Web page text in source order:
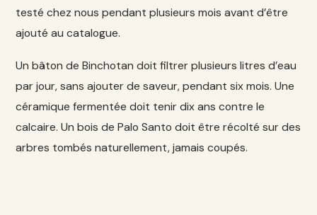
testé chez nous pendant plusieurs mois avant d’être
ajouté au catalogue.
Un bâton de Binchotan doit filtrer plusieurs litres d’eau
par jour, sans ajouter de saveur, pendant six mois. Une
céramique fermentée doit tenir dix ans contre le
calcaire. Un bois de Palo Santo doit être récolté sur des
arbres tombés naturellement, jamais coupés.